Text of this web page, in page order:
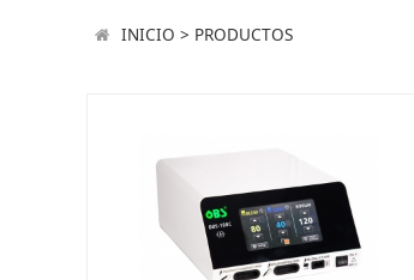
INICIO > PRODUCTOS